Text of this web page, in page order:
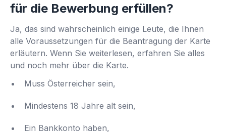
für die Bewerbung erfüllen?
Ja, das sind wahrscheinlich einige Leute, die Ihnen
alle Voraussetzungen für die Beantragung der Karte
erläutern. Wenn Sie weiterlesen, erfahren Sie alles
und noch mehr über die Karte.
Muss Österreicher sein,
Mindestens 18 Jahre alt sein,
Ein Bankkonto haben,